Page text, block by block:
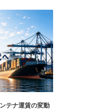
テナ運賃の変動